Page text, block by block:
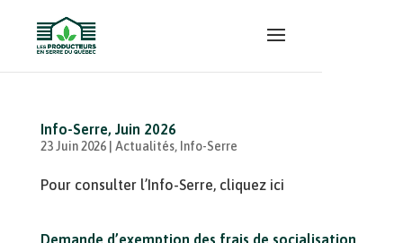
Info-Serre, Juin 2026
23 Juin 2026| Actualités, Info-Serre
Pour consulter l’Info-Serre, cliquez ici
Demande d’exemption des frais de socialisation